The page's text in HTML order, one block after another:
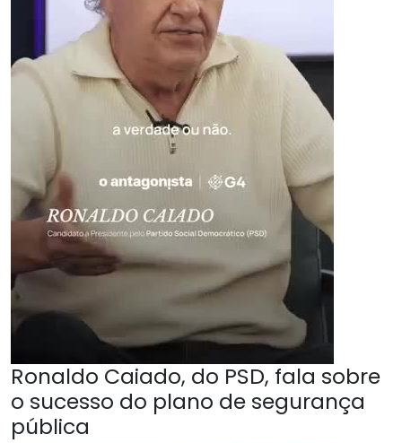
Ronaldo Caiado, do PSD, fala sobre
o sucesso do plano de segurança
pública